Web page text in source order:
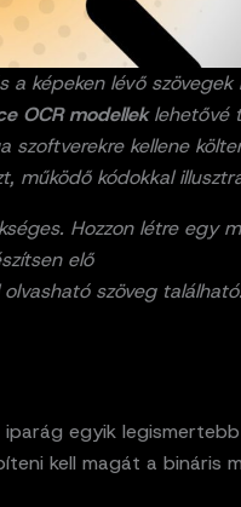
képeken lévő szövegek
OCR modelleklehetővé
kellene
működő kódokkal
Hozzon létre egy
elő
szöveg
egyik legismertebb
kell magát a bináris